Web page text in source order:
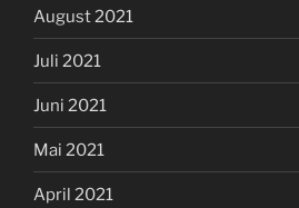
August 2021
Juli 2021
Juni 2021
Mai 2021
April 2021